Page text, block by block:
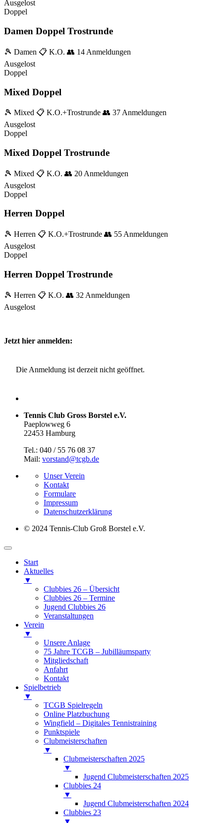
Ausgelost
Doppel
Damen Doppel Trostrunde
🎾 Damen 📋 K.O. 👥 14 Anmeldungen
Ausgelost
Doppel
Mixed Doppel
🎾 Mixed 📋 K.O.+Trostrunde 👥 37 Anmeldungen
Ausgelost
Doppel
Mixed Doppel Trostrunde
🎾 Mixed 📋 K.O. 👥 20 Anmeldungen
Ausgelost
Doppel
Herren Doppel
🎾 Herren 📋 K.O.+Trostrunde 👥 55 Anmeldungen
Ausgelost
Doppel
Herren Doppel Trostrunde
🎾 Herren 📋 K.O. 👥 32 Anmeldungen
Ausgelost
Jetzt hier anmelden:
Die Anmeldung ist derzeit nicht geöffnet.
Tennis Club Gross Borstel e.V.
Paeplowweg 6
22453 Hamburg
Tel.: 040 / 55 76 08 37
Mail: vorstand@tcgb.de
Unser Verein
Kontakt
Formulare
Impressum
Datenschutz­erklärung
© 2024 Tennis-Club Groß Borstel e.V.
Start
Aktuelles
▼
Clubbies 26 – Übersicht
Clubbies 26 – Termine
Jugend Clubbies 26
Veranstaltungen
Verein
▼
Unsere Anlage
75 Jahre TCGB – Jubilläumsparty
Mitgliedschaft
Anfahrt
Kontakt
Spielbetrieb
▼
TCGB Spielregeln
Online Platzbuchung
Wingfield – Digitales Tennistraining
Punktspiele
Clubmeisterschaften
▼
Clubmeisterschaften 2025
▼
Jugend Clubmeisterschaften 2025
Clubbies 24
▼
Jugend Clubmeisterschaften 2024
Clubbies 23
▼